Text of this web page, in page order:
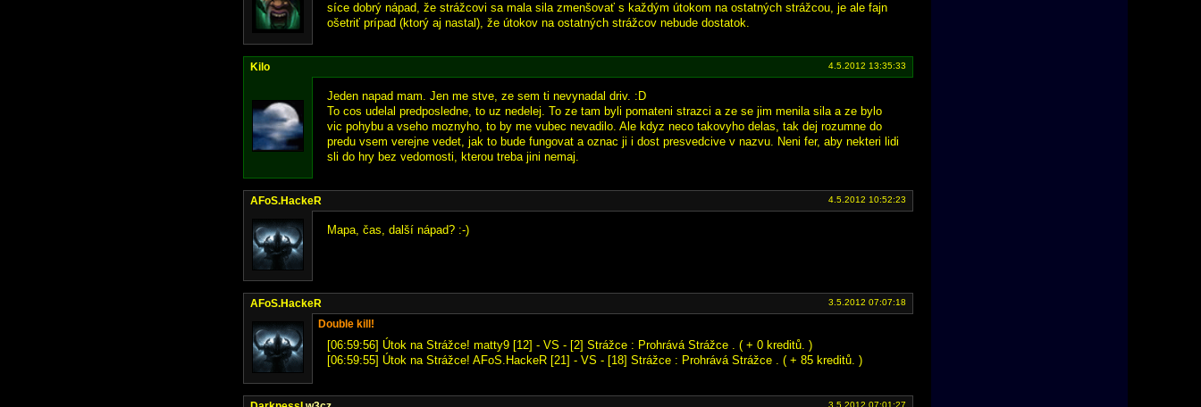
síce dobrý nápad, že strážcovi sa mala sila zmenšovať s každým útokom na ostatných strážcou, je ale fajn
ošetriť prípad (ktorý aj nastal), že útokov na ostatných strážcov nebude dostatok.
Kilo 4.5.2012 13:35:33
Jeden napad mam. Jen me stve, ze sem ti nevynadal driv. :D
To cos udelal predposledne, to uz nedelej. To ze tam byli pomateni strazci a ze se jim menila sila a ze bylo
vic pohybu a vseho moznyho, to by me vubec nevadilo. Ale kdyz neco takovyho delas, tak dej rozumne do
predu vsem verejne vedet, jak to bude fungovat a oznac ji i dost presvedcive v nazvu. Neni fer, aby nekteri lidi
sli do hry bez vedomosti, kterou treba jini nemaj.
AFoS.HackeR 4.5.2012 10:52:23
Mapa, čas, další nápad? :-)
AFoS.HackeR 3.5.2012 07:07:18
Double kill!
[06:59:56] Útok na Strážce! matty9 [12] - VS - [2] Strážce : Prohrává Strážce . ( + 0 kreditů. )
[06:59:55] Útok na Strážce! AFoS.HackeR [21] - VS - [18] Strážce : Prohrává Strážce . ( + 85 kreditů. )
3.5.2012 07:01:27